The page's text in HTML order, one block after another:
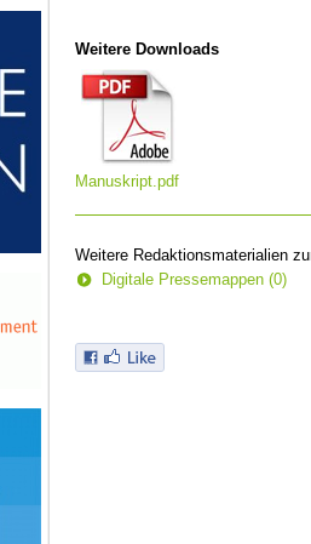
Weitere Downloads
Manuskript.pdf
Weitere Redaktionsmaterialien
Digitale Pressemappen (0)